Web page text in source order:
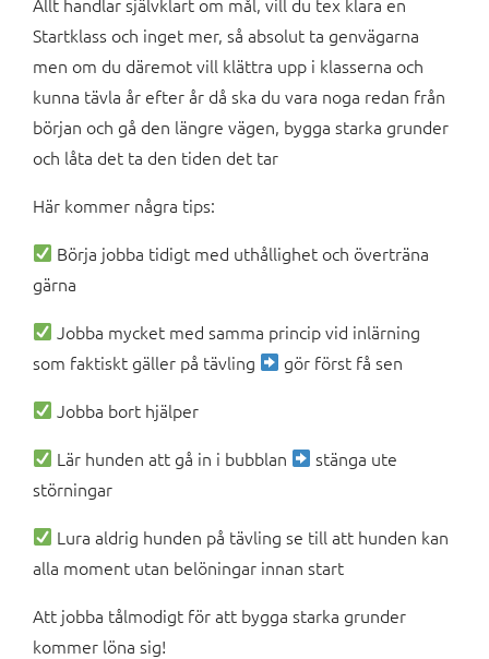
Startklass och inget mer, så absolut ta genvägarna
men om du däremot vill klättra upp i klasserna och
kunna tävla år efter år då ska du vara noga redan från
början och gå den längre vägen, bygga starka grunder
och låta det ta den tiden det tar
Här kommer några tips:
Börja jobba tidigt med uthållighet och överträna
gärna
Jobba mycket med samma princip vid inlärning
som faktiskt gäller på tävling
gör först få sen
Jobba bort hjälper
Lär hunden att gå in i bubblan
stänga ute
störningar
Lura aldrig hunden på tävling se till att hunden kan
alla moment utan belöningar innan start
Att jobba tålmodigt för att bygga starka grunder
kommer löna sig!